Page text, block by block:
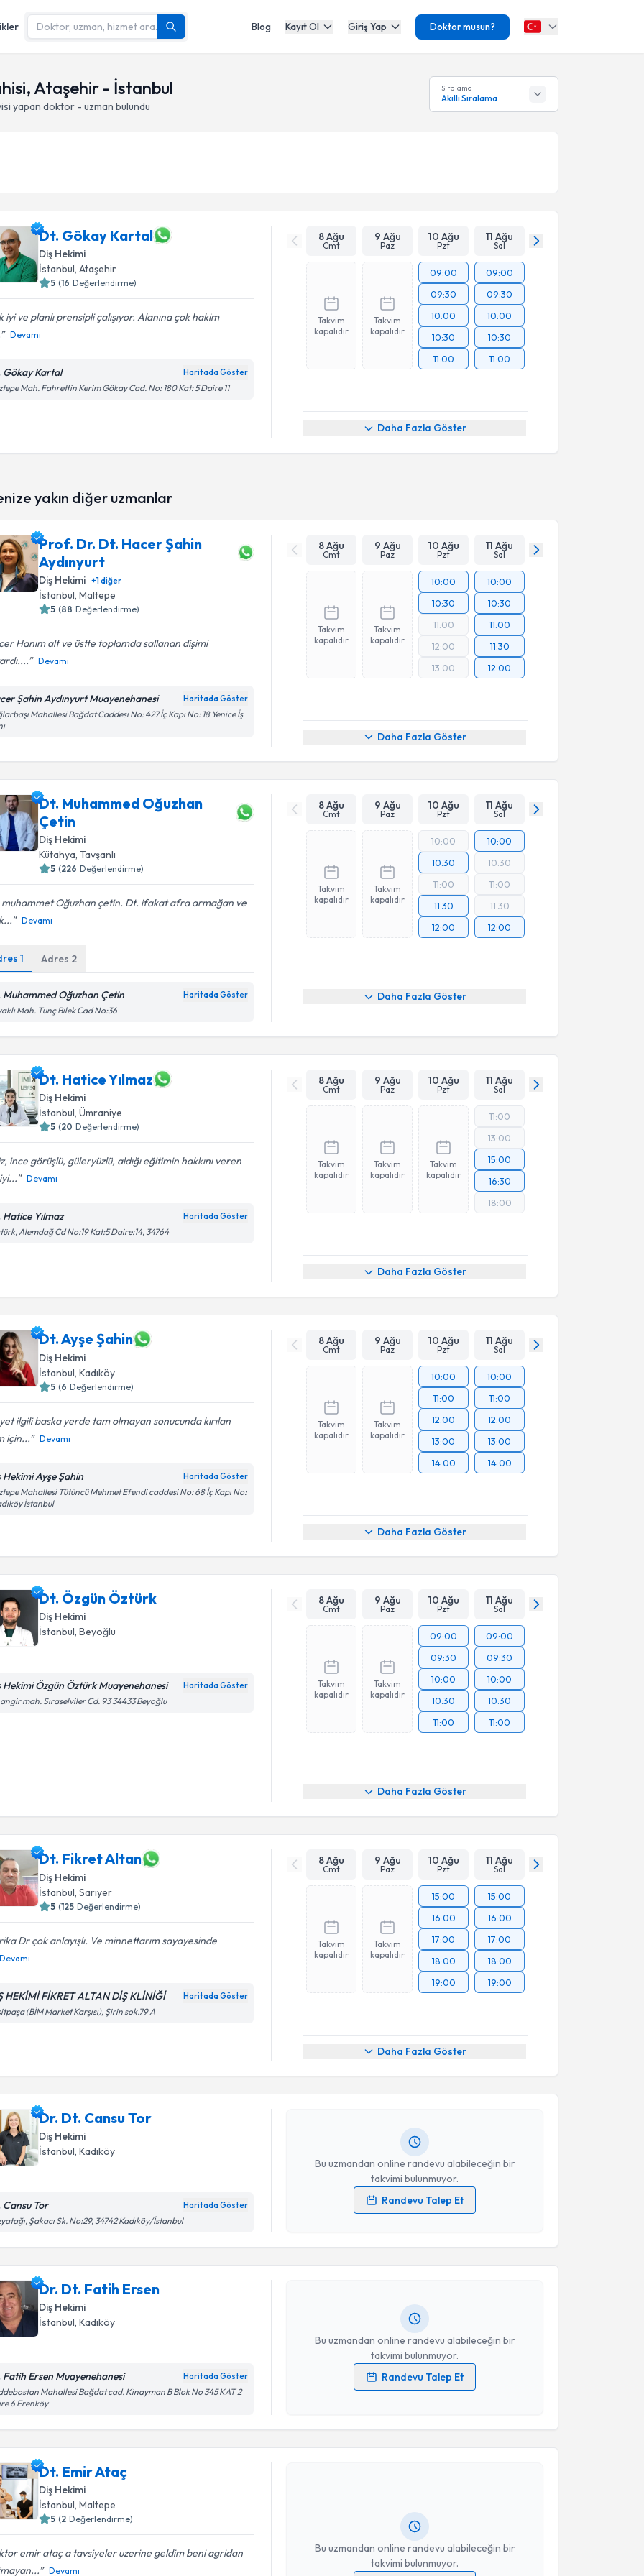
Blog Kayıt Ol Giriş Yap Doktor musun?
Ataşehir - İstanbul
yapan doktor - uzman bulundu
Sıralama
Akıllı Sıralama
Dt. Gökay Kartal
Diş Hekimi
İstanbul, Ataşehir
5 (16 Değerlendirme)
iyi ve planlı prensipli çalışıyor. Alanına çok hakim
Devamı
Gökay Kartal Haritada Göster
Mah. Fahrettin Kerim Gökay Cad. No: 180 Kat: 5 Daire 11
8 Ağu
Cmt
9 Ağu
Paz
10 Ağu
Pzt
11 Ağu
Sal
Takvim
kapalıdır
Takvim
kapalıdır
09:00
09:30
10:00
10:30
11:00
09:00
09:30
10:00
10:30
11:00
Daha Fazla Göster
yakın diğer uzmanlar
Prof. Dr. Dt. Hacer Şahin
Aydınyurt
Diş Hekimi +1diğer
İstanbul , Maltepe
5 (88 Değerlendirme)
Hanım alt ve üstte toplamda sallanan dişimi
Devamı
Şahin Aydınyurt Muayenehanesi Haritada Göster
Mahallesi Bağdat Caddesi No: 427 İç Kapı No: 18 Yenice İş
8 Ağu
Cmt
9 Ağu
Paz
10 Ağu
Pzt
11 Ağu
Sal
Takvim
kapalıdır
Takvim
kapalıdır
10:00
10:30
11:00
12:00
13:00
10:00
10:30
11:00
11:30
12:00
Daha Fazla Göster
Dt. Muhammed Oğuzhan
Çetin
Diş Hekimi
Kütahya, Tavşanlı
5 (226 Değerlendirme)
Oğuzhan çetin. Dt. ifakat afra armağan ve
Devamı
1 Adres 2
Muhammed Oğuzhan Çetin Haritada Göster
Mah. Tunç Bilek Cad No:36
8 Ağu
Cmt
9 Ağu
Paz
10 Ağu
Pzt
11 Ağu
Sal
Takvim
kapalıdır
Takvim
kapalıdır
10:00
10:30
11:00
11:30
12:00
10:00
10:30
11:00
11:30
12:00
Daha Fazla Göster
Dt. Hatice Yılmaz
Diş Hekimi
İstanbul, Ümraniye
5 (20 Değerlendirme)
ince görüşlü, güleryüzlü, aldığı eğitimin hakkını veren
Devamı
Hatice Yılmaz Haritada Göster
Alemdağ Cd No:19 Kat:5 Daire:14, 34764
8 Ağu
Cmt
9 Ağu
Paz
10 Ağu
Pzt
11 Ağu
Sal
Takvim
kapalıdır
Takvim
kapalıdır
Takvim
kapalıdır
11:00
13:00
15:00
16:30
18:00
Daha Fazla Göster
Dt. Ayşe Şahin
Diş Hekimi
İstanbul , Kadıköy
5 (6 Değerlendirme)
ilgili baska yerde tam olmayan sonucunda kırılan
için...
Devamı
Hekimi Ayşe Şahin Haritada Göster
Mahallesi Tütüncü Mehmet Efendi caddesi No: 68 İç Kapı No:
İstanbul
8 Ağu
Cmt
9 Ağu
Paz
10 Ağu
Pzt
11 Ağu
Sal
Takvim
kapalıdır
Takvim
kapalıdır
10:00
11:00
12:00
13:00
14:00
10:00
11:00
12:00
13:00
14:00
Daha Fazla Göster
Dt. Özgün Öztürk
Diş Hekimi
İstanbul, Beyoğlu
Hekimi Özgün Öztürk Muayenehanesi Haritada Göster
mah. Sıraselviler Cd. 93 34433 Beyoğlu
8 Ağu
Cmt
9 Ağu
Paz
10 Ağu
Pzt
11 Ağu
Sal
Takvim
kapalıdır
Takvim
kapalıdır
09:00
09:30
10:00
10:30
11:00
09:00
09:30
10:00
10:30
11:00
Daha Fazla Göster
Dt. Fikret Altan
Diş Hekimi
İstanbul , Sarıyer
5 (125 Değerlendirme)
Dr çok anlayışlı. Ve minnettarım sayayesinde
Devamı
HEKİMİ FİKRET ALTAN DİŞ KLİNİĞİ Haritada Göster
(BİM Market Karşısı), Şirin sok.79 A
8 Ağu
Cmt
9 Ağu
Paz
10 Ağu
Pzt
11 Ağu
Sal
Takvim
kapalıdır
Takvim
kapalıdır
15:00
16:00
17:00
18:00
19:00
15:00
16:00
17:00
18:00
19:00
Daha Fazla Göster
Dr. Dt. Cansu Tor
Diş Hekimi
İstanbul, Kadıköy
Cansu Tor Haritada Göster
Şakacı Sk. No:29, 34742 Kadıköy/İstanbul
Bu uzmandan online randevu alabileceğin bir
takvimi bulunmuyor.
Randevu Talep Et
Randevu Takvimi Talebi
Kişisel verilerimin işlenmesine ilişkinAydınlatma Metni
işlenmesini kabul ediyorum.
Dr. Dt. Fatih Ersen
Diş Hekimi
İstanbul, Kadıköy
Fatih Ersen Muayenehanesi Haritada Göster
Mahallesi Bağdat cad. Kinayman B Blok No 345 KAT 2
6 Erenköy
Bu uzmandan online randevu alabileceğin bir
takvimi bulunmuyor.
Randevu Talep Et
Randevu Takvimi Talebi
Dr. Dt. Fatih Erseniçin randevu takvimi talebi oluşturun. Size
bu uzmandan randevu almanız için bir takvim hazırlandığında e-
Kişisel verilerimin işlenmesine ilişkinAydınlatma Metni
Dt. Emir Ataç
Diş Hekimi
İstanbul, Maltepe
5 (2 Değerlendirme)
emir ataç a tavsiyeler uzerine geldim beni agridan
Devamı
Bu uzmandan online randevu alabileceğin bir
takvimi bulunmuyor.